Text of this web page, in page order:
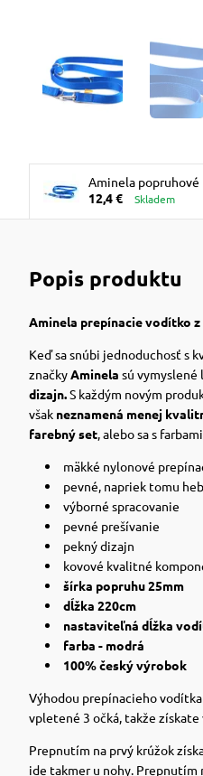
Aminela
25mm/220cm modré
12,4 € Skladem
Popis produktu
Aminela prepínacie vodítko
Keď sa snúbi jednoduchosť s
značkyAminela sú
dizajn.S každým novým
však neznamená menej
farebný set, alebo sa s
mäkké nylonové
pevné, napriek tomu
výborné spracovanie
pevné prešívanie
pekný dizajn
kovové kvalitné
šírka popruhu 25mm
dĺžka 220cm
nastaviteľná dĺžka
farba - modrá
100% český výrobok
Výhodou prepínacieho
vpletené 3 očká, takže
Prepnutím na prvý krúžok
ide takmer u nohy. Prepnutím